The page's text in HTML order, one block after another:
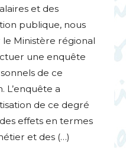
et des
publique, nous
Ministère régional
une enquête
de ce
L’enquête a
de ce degré
effets en termes
et des (…)